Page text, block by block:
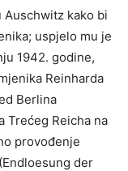
Auschwitz kako bi
uspjelo mu je
1942. godine,
Reinharda
Berlina
Trećeg Reicha na
provođenje
der